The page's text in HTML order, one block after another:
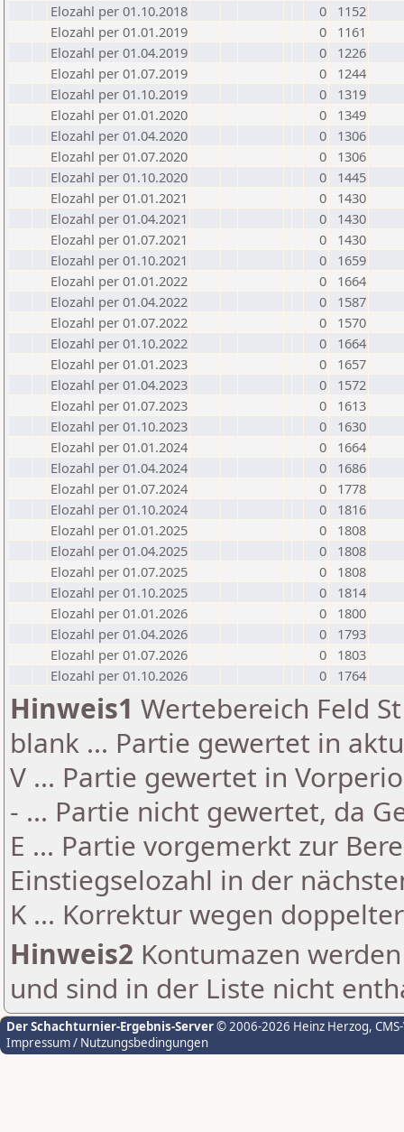
Elozahl per 01.10.2018
0
1152
Elozahl per 01.01.2019
0
1161
Elozahl per 01.04.2019
0
1226
Elozahl per 01.07.2019
0
1244
Elozahl per 01.10.2019
0
1319
Elozahl per 01.01.2020
0
1349
Elozahl per 01.04.2020
0
1306
Elozahl per 01.07.2020
0
1306
Elozahl per 01.10.2020
0
1445
Elozahl per 01.01.2021
0
1430
Elozahl per 01.04.2021
0
1430
Elozahl per 01.07.2021
0
1430
Elozahl per 01.10.2021
0
1659
Elozahl per 01.01.2022
0
1664
Elozahl per 01.04.2022
0
1587
Elozahl per 01.07.2022
0
1570
Elozahl per 01.10.2022
0
1664
Elozahl per 01.01.2023
0
1657
Elozahl per 01.04.2023
0
1572
Elozahl per 01.07.2023
0
1613
Elozahl per 01.10.2023
0
1630
Elozahl per 01.01.2024
0
1664
Elozahl per 01.04.2024
0
1686
Elozahl per 01.07.2024
0
1778
Elozahl per 01.10.2024
0
1816
Elozahl per 01.01.2025
0
1808
Elozahl per 01.04.2025
0
1808
Elozahl per 01.07.2025
0
1808
Elozahl per 01.10.2025
0
1814
Elozahl per 01.01.2026
0
1800
Elozahl per 01.04.2026
0
1793
Elozahl per 01.07.2026
0
1803
Elozahl per 01.10.2026
0 1764
Hinweis1 Wertebereich Feld
blank ... Partie gewertet in
V ... Partie gewertet in
- ... Partie nicht gewertet, da
E ... Partie vorgemerkt zur
Einstiegselozahl in der
K ... Korrektur wegen
Hinweis2 Kontumazen
und sind in der Liste nicht
Der Schachturnier-Ergebnis-Server© 2006-2026 Heinz Herzog,
Impressum / Nutzungsbedingungen